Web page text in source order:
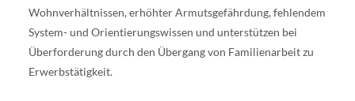
Wohnverhältnissen, erhöhter Armutsgefährdung, fehlendem
System- und Orientierungswissen und unterstützen bei
Überforderung durch den Übergang von Familienarbeit zu
Erwerbstätigkeit.